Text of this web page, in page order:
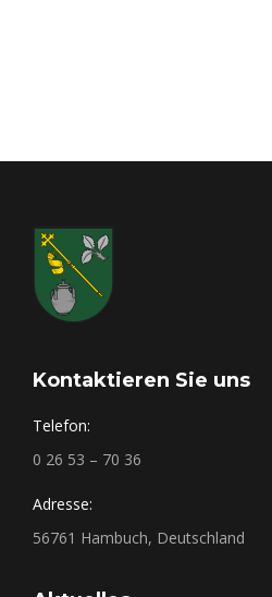
Kontaktieren Sie uns
Telefon:
0 26 53 – 70 36
Adresse:
56761 Hambuch, Deutschland